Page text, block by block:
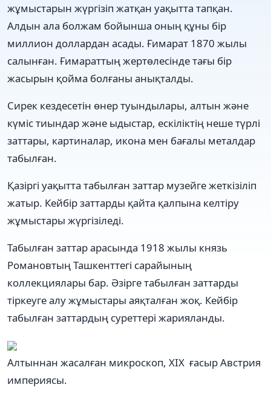
жұмыстарын жүргізіп жатқан уақытта тапқан.
Алдын ала болжам бойынша оның құны бір
миллион доллардан асады. Ғимарат 1870 жылы
салынған. Ғимараттың жертөлесінде тағы бір
жасырын қойма болғаны анықталды.
Сирек кездесетін өнер туындылары, алтын және
күміс тиындар және ыдыстар, ескіліктің неше түрлі
заттары, картиналар, икона мен бағалы металдар
табылған.
Қазіргі уақытта табылған заттар музейге жеткізіліп
жатыр. Кейбір заттарды қайта қалпына келтіру
жұмыстары жүргізіледі.
Табылған заттар арасында 1918 жылы князь
Романовтың Ташкенттегі сарайының
коллекциялары бар. Әзірге табылған заттарды
тіркеуге алу жұмыстары аяқталған жоқ. Кейбір
табылған заттардың суреттері жарияланды.
Алтыннан жасалған микроскоп, XIX ғасыр Австрия
империясы.